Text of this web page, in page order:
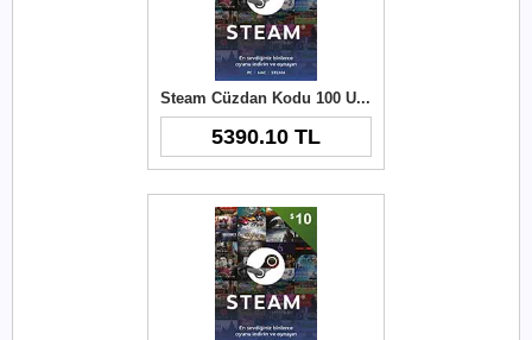
Steam Cüzdan Kodu 100 USD
5390.10 TL